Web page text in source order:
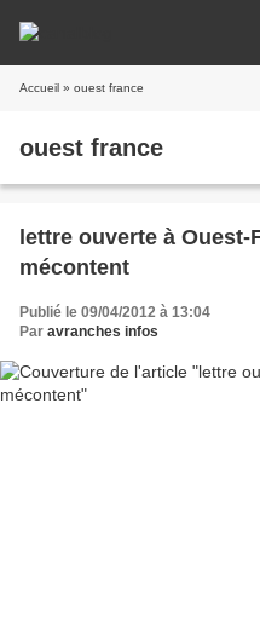
Accueil » ouest france
ouest france
lettre ouverte à
mécontent
Publié le 09/04/2012 à 13:04
Par avranches infos